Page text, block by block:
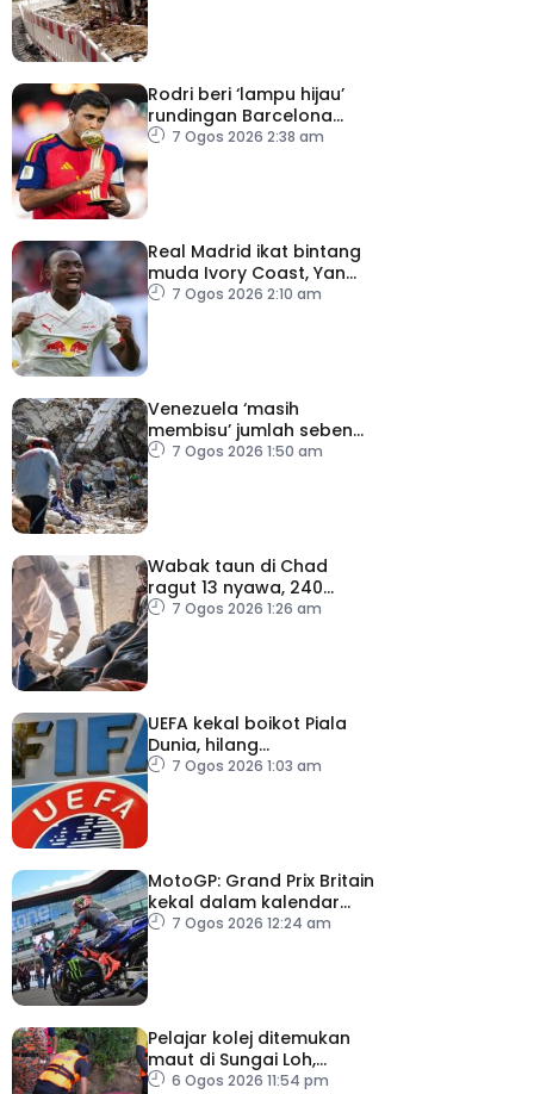
Rodri beri ‘lampu hijau’
rundingan Barcelona
dengan Man City
7 Ogos 2026 2:38 am
Real Madrid ikat bintang
muda Ivory Coast, Yan
Diomande
7 Ogos 2026 2:10 am
Venezuela ‘masih
membisu’ jumlah sebenar
mangsa hilang dalam
7 Ogos 2026 1:50 am
Wabak taun di Chad
ragut 13 nyawa, 240
dijangkiti
7 Ogos 2026 1:26 am
UEFA kekal boikot Piala
Dunia, hilang
kepercayaan kepada
7 Ogos 2026 1:03 am
MotoGP: Grand Prix Britain
kekal dalam kalendar
hingga 2028
7 Ogos 2026 12:24 am
Pelajar kolej ditemukan
maut di Sungai Loh,
Dungun
6 Ogos 2026 11:54 pm